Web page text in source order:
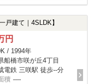
戸建て｜4SLDK】
円
/ 1994年
船橋市咲が丘4丁目
電鉄 三咲駅 徒歩--分
積 ----